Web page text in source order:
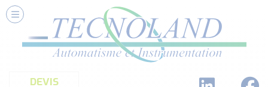
DEVIS
Nos Services
Conseils et Fourniture
Formation et Assistance